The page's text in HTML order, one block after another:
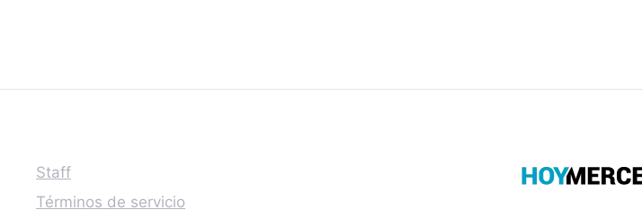
Staff
Términos de servicio